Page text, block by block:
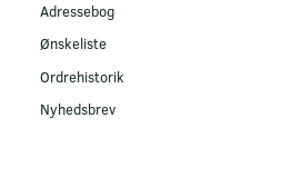
Adressebog
Ønskeliste
Ordrehistorik
Nyhedsbrev